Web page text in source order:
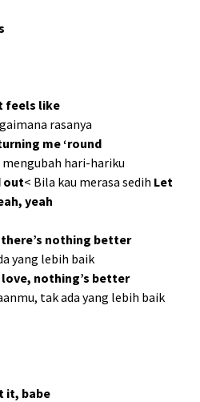
feels like
rasanya
me ‘round
mengubah hari-hariku
out< Bila kau merasa sedih Let
yeah
there’s nothing better
yang lebih baik
lovе, nothing’s better
tak ada yang lebih baik
it, babe